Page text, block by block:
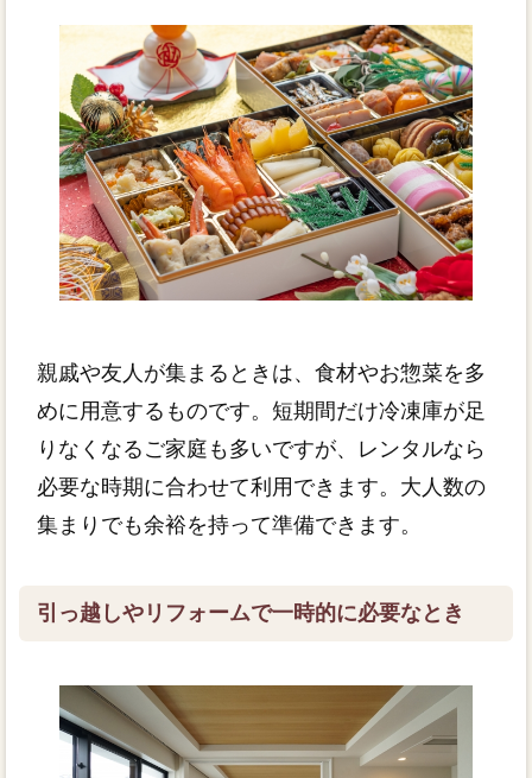
親戚や友人が集まるときは、食材やお惣菜を多
めに用意するものです。短期間だけ冷凍庫が足
りなくなるご家庭も多いですが、レンタルなら
必要な時期に合わせて利用できます。大人数の
集まりでも余裕を持って準備できます。
引っ越しやリフォームで一時的に必要なとき